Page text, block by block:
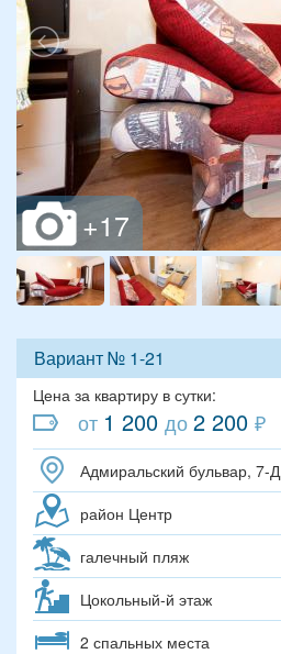
Вариант № 1-21
Цена за квартиру в сутки:
от 1 200 до2 200 ₽
Адмиральский бульвар, 7-Д
район Центр
галечный пляж
Цокольный-й этаж
2 спальных места